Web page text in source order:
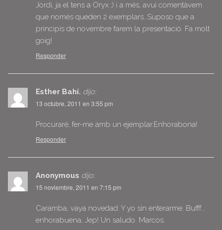
Jordi, ja el tens a Oryx ;) i a més, avui comentàvem
que nomès queden 2 exemplars…Suposo que a
principis de novembre farem la presentació. Fa molt
goig!
Responder
Esther Bahí. dijo:
13 octubre, 2011 en 3:55 pm
Procuraré, fer-me amb un ejemplar.Enhorabona!
Responder
Anonymous dijo:
15 noviembre, 2011 en 7:15 pm
Caramba, vaya novedad. Y yo sin enterarme. Bufff…
enhorabuena, Jep! Un saludo. Marcos.